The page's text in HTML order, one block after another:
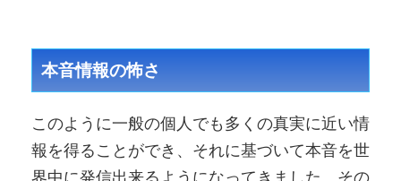
本音情報の怖さ
このように一般の個人でも多くの真実に近い情
報を得ることができ、それに基づいて本音を世
界中に発信出来るようになってきました。その